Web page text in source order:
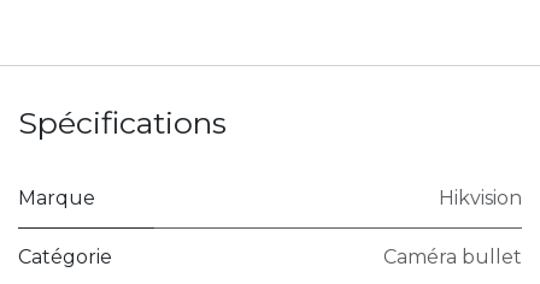
Spécifications
Marque Hikvision
Catégorie Caméra bullet